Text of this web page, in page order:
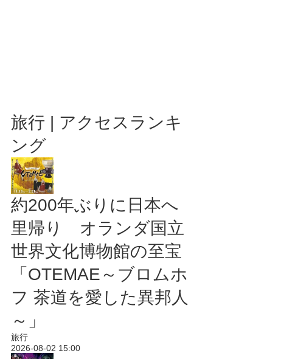
旅行 | アクセスランキ
ング
約200年ぶりに日本へ
里帰り オランダ国立
世界文化博物館の至宝
「OTEMAE～ブロムホ
フ 茶道を愛した異邦人
～」
旅行
2026-08-02 15:00